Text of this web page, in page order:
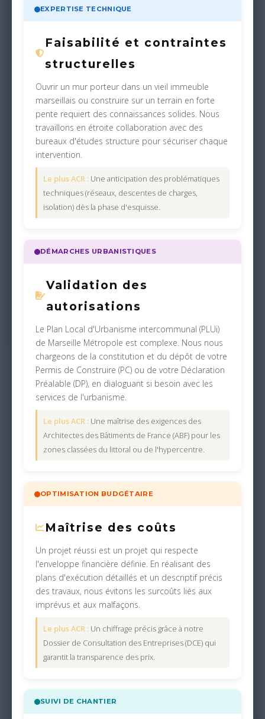
EXPERTISE TECHNIQUE
Faisabilité et contraintes
structurelles
Ouvrir un mur porteur dans un vieil immeuble
marseillais ou construire sur un terrain en forte
pente requiert des connaissances solides. Nous
travaillons en étroite collaboration avec des
bureaux d'études structure pour sécuriser chaque
intervention.
Le plus ACR : Une anticipation des problématiques
techniques (réseaux, descentes de charges,
isolation) dès la phase d'esquisse.
DÉMARCHES URBANISTIQUES
Validation des
autorisations
Le Plan Local d'Urbanisme intercommunal (PLUi)
de Marseille Métropole est complexe. Nous nous
chargeons de la constitution et du dépôt de votre
Permis de Construire (PC) ou de votre Déclaration
Préalable (DP), en dialoguant si besoin avec les
services de l'urbanisme.
Le plus ACR : Une maîtrise des exigences des
Architectes des Bâtiments de France (ABF) pour les
zones classées du littoral ou de l'hypercentre.
OPTIMISATION BUDGÉTAIRE
Maîtrise des coûts
Un projet réussi est un projet qui respecte
l'enveloppe financière définie. En réalisant des
plans d'exécution détaillés et un descriptif précis
des travaux, nous évitons les surcoûts liés aux
imprévus et aux malfaçons.
Le plus ACR : Un chiffrage précis grâce à notre
Dossier de Consultation des Entreprises (DCE) qui
garantit la transparence des prix.
SUIVI DE CHANTIER